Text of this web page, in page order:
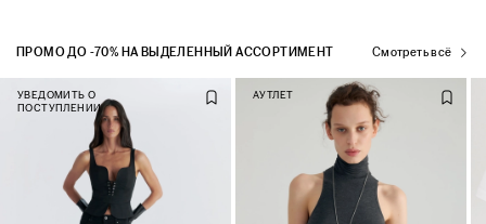
ПРОМО ДО -70% НА ВЫДЕЛЕННЫЙ АССОРТИМЕНТ Смотреть всё
УВЕДОМИТЬ О
ПОСТУПЛЕНИИ
АУТЛЕТ